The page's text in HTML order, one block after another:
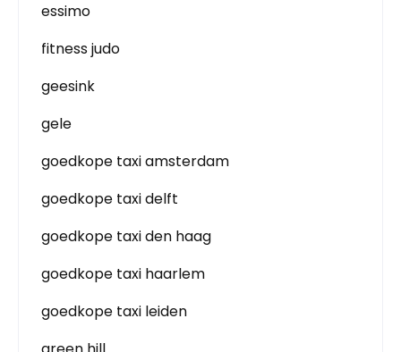
essimo
fitness judo
geesink
gele
goedkope taxi amsterdam
goedkope taxi delft
goedkope taxi den haag
goedkope taxi haarlem
goedkope taxi leiden